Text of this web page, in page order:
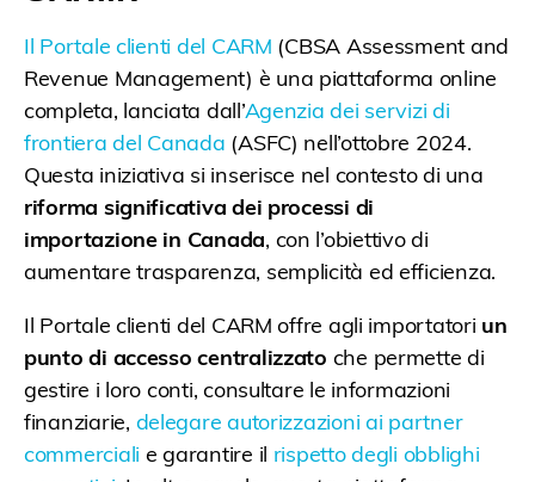
Il Portale clienti del CARM (CBSA Assessment and
Revenue Management) è una piattaforma online
completa, lanciata dall’Agenzia dei servizi di
frontiera del Canada (ASFC) nell’ottobre 2024.
Questa iniziativa si inserisce nel contesto di una
riforma significativa dei processi di
importazione in Canada, con l’obiettivo di
aumentare trasparenza, semplicità ed efficienza.
Il Portale clienti del CARM offre agli importatori un
punto di accesso centralizzato che permette di
gestire i loro conti, consultare le informazioni
finanziarie, delegare autorizzazioni ai partner
commerciali e garantire il rispetto degli obblighi